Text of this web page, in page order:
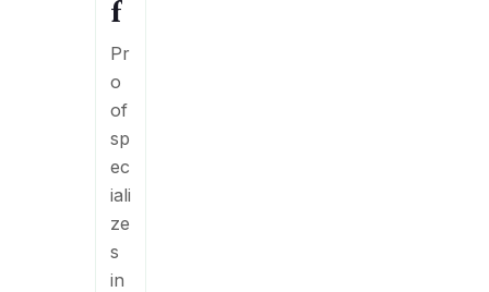
f
Pr
o
of
sp
ec
iali
ze
s
in